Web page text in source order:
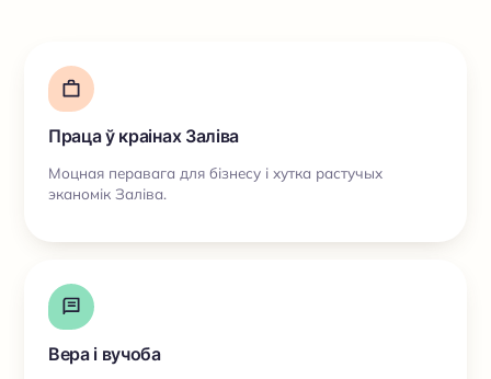
Праца ў краінах Заліва
Моцная перавага для бізнесу і хутка растучых
эканомік Заліва.
Вера і вучоба